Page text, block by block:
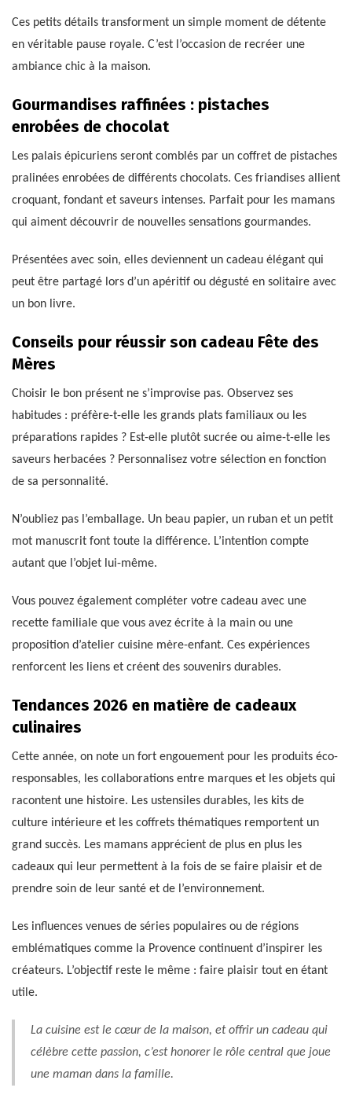
Ces petits détails transforment un simple moment de détente
en véritable pause royale. C’est l’occasion de recréer une
ambiance chic à la maison.
Gourmandises raffinées : pistaches
enrobées de chocolat
Les palais épicuriens seront comblés par un coffret de pistaches
pralinées enrobées de différents chocolats. Ces friandises allient
croquant, fondant et saveurs intenses. Parfait pour les mamans
qui aiment découvrir de nouvelles sensations gourmandes.
Présentées avec soin, elles deviennent un cadeau élégant qui
peut être partagé lors d’un apéritif ou dégusté en solitaire avec
un bon livre.
Conseils pour réussir son cadeau Fête des
Mères
Choisir le bon présent ne s’improvise pas. Observez ses
habitudes : préfère-t-elle les grands plats familiaux ou les
préparations rapides ? Est-elle plutôt sucrée ou aime-t-elle les
saveurs herbacées ? Personnalisez votre sélection en fonction
de sa personnalité.
N’oubliez pas l’emballage. Un beau papier, un ruban et un petit
mot manuscrit font toute la différence. L’intention compte
autant que l’objet lui-même.
Vous pouvez également compléter votre cadeau avec une
recette familiale que vous avez écrite à la main ou une
proposition d’atelier cuisine mère-enfant. Ces expériences
renforcent les liens et créent des souvenirs durables.
Tendances 2026 en matière de cadeaux
culinaires
Cette année, on note un fort engouement pour les produits éco-
responsables, les collaborations entre marques et les objets qui
racontent une histoire. Les ustensiles durables, les kits de
culture intérieure et les coffrets thématiques remportent un
grand succès. Les mamans apprécient de plus en plus les
cadeaux qui leur permettent à la fois de se faire plaisir et de
prendre soin de leur santé et de l’environnement.
Les influences venues de séries populaires ou de régions
emblématiques comme la Provence continuent d’inspirer les
créateurs. L’objectif reste le même : faire plaisir tout en étant
utile.
La cuisine est le cœur de la maison, et offrir un cadeau qui
célèbre cette passion, c’est honorer le rôle central que joue
une maman dans la famille.